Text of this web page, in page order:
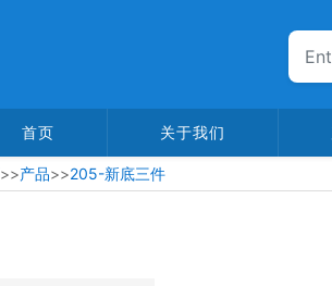
首页 关于我们
>>产品>>205-新底三件